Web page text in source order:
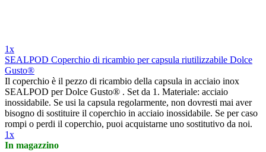
1x
SEALPOD Coperchio di ricambio per capsula riutilizzabile Dolce
Gusto®
Il coperchio è il pezzo di ricambio della capsula in acciaio inox
SEALPOD per Dolce Gusto® . Set da 1. Materiale: acciaio
inossidabile. Se usi la capsula regolarmente, non dovresti mai aver
bisogno di sostituire il coperchio in acciaio inossidabile. Se per caso
rompi o perdi il coperchio, puoi acquistarne uno sostitutivo da noi.
1x
In magazzino